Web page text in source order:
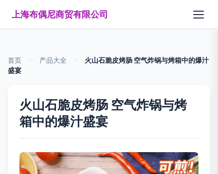
上海布偶尼商贸有限公司
首页 产品大全
火山石脆皮烤肠 空气炸锅与烤箱中的爆汁
盛宴
火山石脆皮烤肠 空气炸锅与烤
箱中的爆汁盛宴